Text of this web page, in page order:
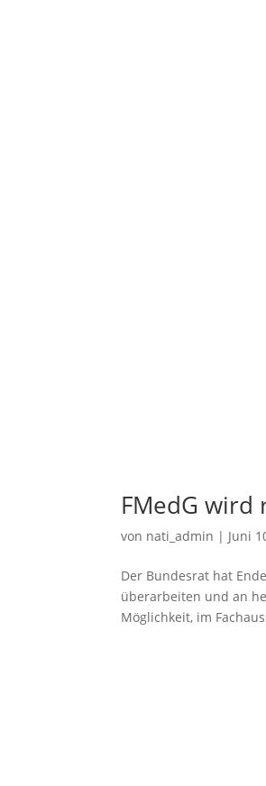
FMedG wird
von nati_admin | Juni
Der Bundesrat hat
überarbeiten und an
Möglichkeit, im